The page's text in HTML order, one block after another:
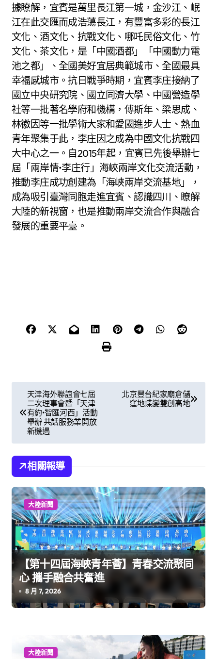
據瞭解，宜賓是萬里長江第一城，金沙江、岷
江在此交匯而成浩蕩長江，有豐富多彩的長江
文化、酒文化、抗戰文化、哪吒民俗文化、竹
文化、茶文化，是「中國酒都」「中國動力電
池之都」、全國美好宜居典範城市、全國最具
幸福感城市。抗日戰爭時期，宜賓李庄接納了
國立中央研究院、國立同濟大學、中國營造學
社等一批著名學府和機構，傅斯年、梁思成、
林徽因等一批學術大家和愛國進步人士、熱血
青年聚集于此，李庄因之成為中國文化抗戰四
大中心之一。自2015年起，宜賓已先後舉辦七
屆「兩岸情•李庄行」海峽兩岸文化交流活動，
推動李庄成功創建為「海峽兩岸交流基地」，
成為吸引臺灣同胞走進宜賓、認識四川、瞭解
大陸的新視窗，也是推動兩岸交流合作與融合
發展的重要平臺。
章
覽
天津海外聯誼會七屆
二次理事會暨「天津
有約•智匯河西」活動
舉辦 共話服務業開放
新機遇
北京豐台紀家廟倉儲
窪地蝶變雙創高地
相關報導
大陸新聞
【第十四屆海峽青年薈】青春交流聚同
心 攜手融合共奮進
8 月 7, 2026
大陸新聞